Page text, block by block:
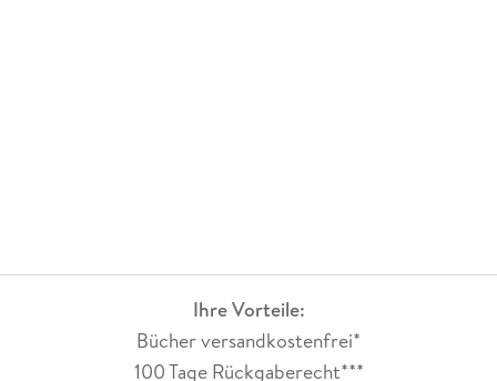
Ihre Vorteile:
Bücher versandkostenfrei*
100 Tage Rückgaberecht***